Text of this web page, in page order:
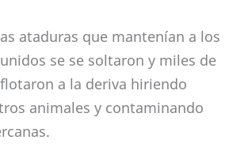
ataduras que mantenían a los
se se soltaron y miles de
a la deriva hiriendo
animales y contaminando